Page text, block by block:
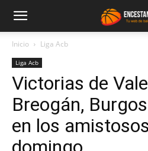
Inicio Liga Acb
Liga Acb
Victorias de
Breogán,
en los